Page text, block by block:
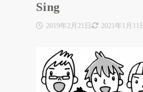
Sing
2019年2月21日 2021年1月11